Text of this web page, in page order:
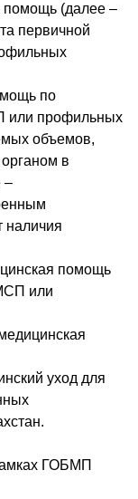
помощь (далее –
первичной
по
или профильных
объемов,
в
–
наличия
помощь
или
уход для
ГОБМП